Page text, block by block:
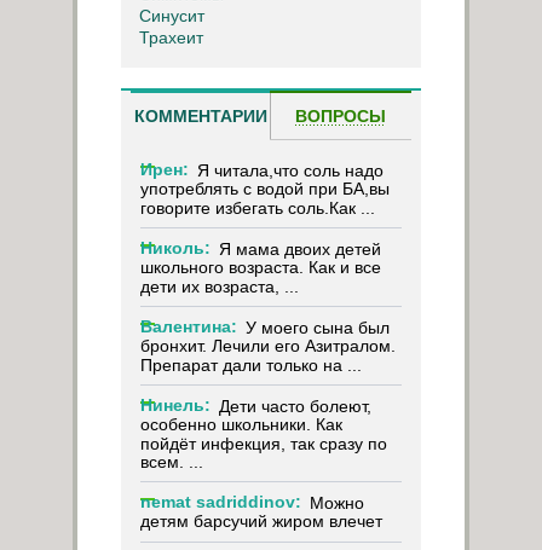
Синусит
Трахеит
КОММЕНТАРИИ ВОПРОСЫ
Ирен: Я читала,что соль надо
употреблять с водой при БА,вы
говорите избегать соль.Как ...
Николь: Я мама двоих детей
школьного возраста. Как и все
дети их возраста, ...
Валентина: У моего сына был
бронхит. Лечили его Азитралом.
Препарат дали только на ...
Нинель: Дети часто болеют,
особенно школьники. Как
пойдёт инфекция, так сразу по
всем. ...
nemat sadriddinov: Можно
детям барсучий жиром влечет